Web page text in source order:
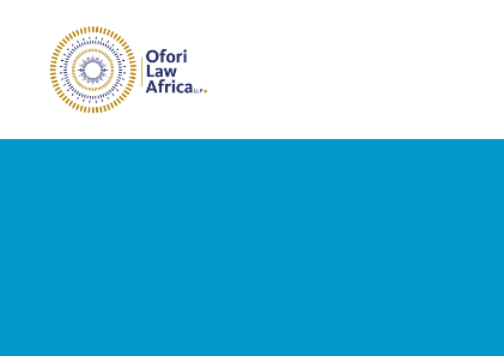
contenu